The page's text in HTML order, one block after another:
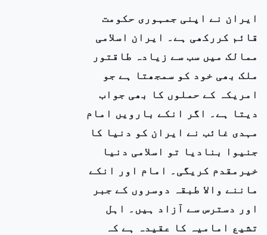
ایران نے اپنی جمہوری حکومت
قائم کررکھی ہے۔ ایران اسلامی
ممالک میں سب سے زیادہ طاقتور
ملک بھی خود کو سمجھتا ہے جو
امریکہ کے حملوں کا بھی جواب
دیتا ہے۔ اگر انکے بارویں امام
مہدی غائب نے ایران کو دنیا کا
جنیوا بنادیا تو اسلامی دنیا
خیرمقدم کریگی۔ امام اور انکے
ماننے والا طبقہ دوسروں کے جبر
اور دسترس سے آزاد ہیں۔ اہل
تشیع امامیہ کا عقیدہ ہے کہ